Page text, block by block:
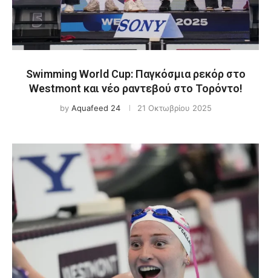
Swimming World Cup: Παγκόσμια ρεκόρ στο
Westmont και νέο ραντεβού στο Τορόντο!
by Aquafeed 24 21 Οκτωβρίου 2025